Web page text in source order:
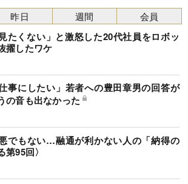
たくない」と激怒した20代社員をロボッ
擢したワケ
事にしたい」若者への豊田章男の回答が
の音も出なかった
でもない…融通が利かない人の「納得の
95回〉
昨日 週間 会員